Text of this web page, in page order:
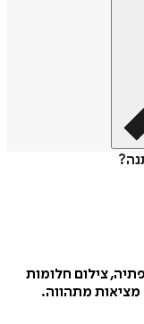
צילום חלומות
מציאות מתהווה.